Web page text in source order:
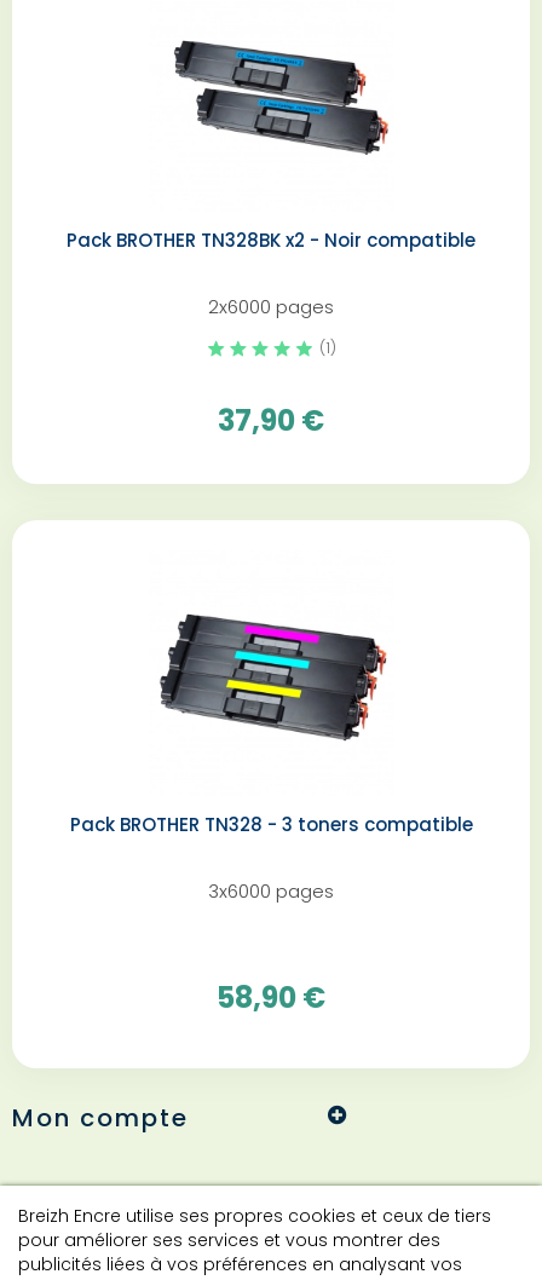
Breizh Encre utilise ses propres cookies et ceux de tiers
pour améliorer ses services et vous montrer des
publicités liées à vos préférences en analysant vos
Pack BROTHER TN328BK x2 - Noir compatible
2x6000 pages
(1)
37,90 €
Pack BROTHER TN328 - 3 toners compatible
3x6000 pages
58,90 €
Mon compte
Informations